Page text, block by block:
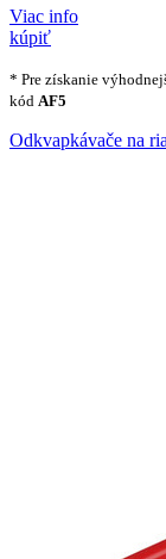
Viac info
kúpiť
* Pre získanie
kód AF5
Odkvapkávače na